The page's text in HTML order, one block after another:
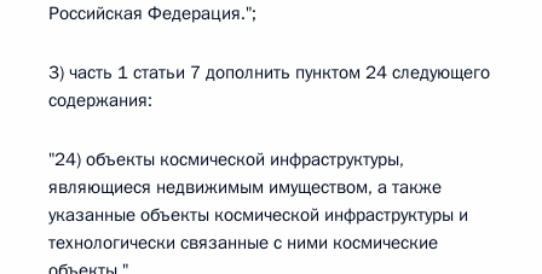
Российская Федерация.";
3) часть 1 статьи 7 дополнить пунктом 24 следующего
содержания:
"24) объекты космической инфраструктуры,
являющиеся недвижимым имуществом, а также
указанные объекты космической инфраструктуры и
технологически связанные с ними космические